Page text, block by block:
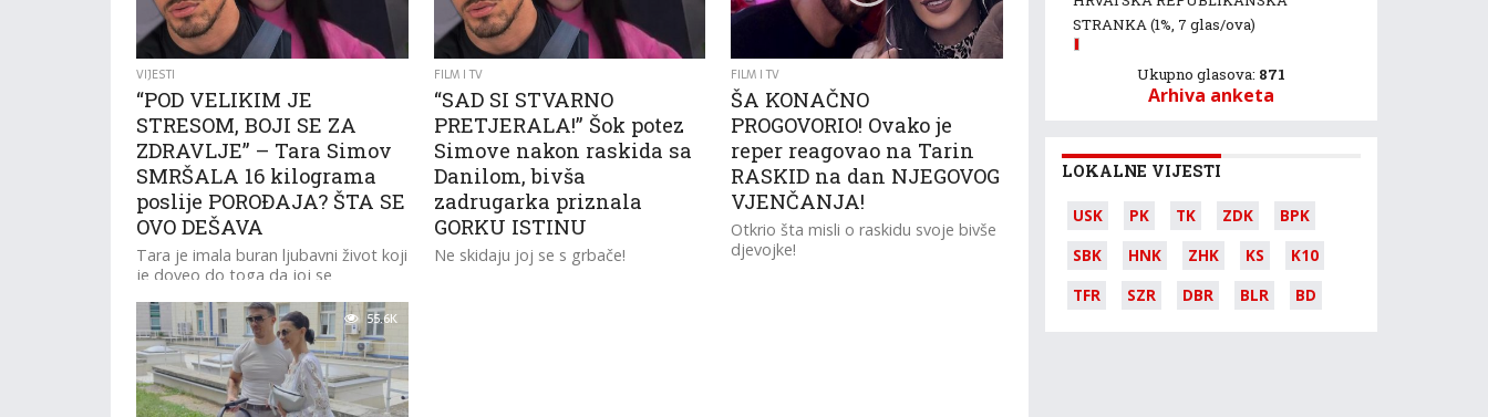
VIJESTI
“POD VELIKIM JE
STRESOM, BOJI SE ZA
ZDRAVLJE” – Tara Simov
SMRŠALA 16 kilograma
poslije POROĐAJA? ŠTA SE
OVO DEŠAVA
Tara je imala buran ljubavni život koji
je doveo do toga da joj se
FILM I TV
“SAD SI STVARNO
PRETJERALA!” Šok potez
Simove nakon raskida sa
Danilom, bivša
zadrugarka priznala
GORKU ISTINU
Ne skidaju joj se s grbače!
FILM I TV
ŠA KONAČNO
PROGOVORIO! Ovako je
reper reagovao na Tarin
RASKID na dan NJEGOVOG
VJENČANJA!
Otkrio šta misli o raskidu svoje bivše
djevojke!
55.6K
STRANKA(1%, 7 glas/ova)
Ukupno glasova: 871
Arhiva anketa
LOKALNE VIJESTI
USK PK TK ZDK
BPK
SBK
HNK ZHK KS
K10
TFR
SZR DBR BLR BD